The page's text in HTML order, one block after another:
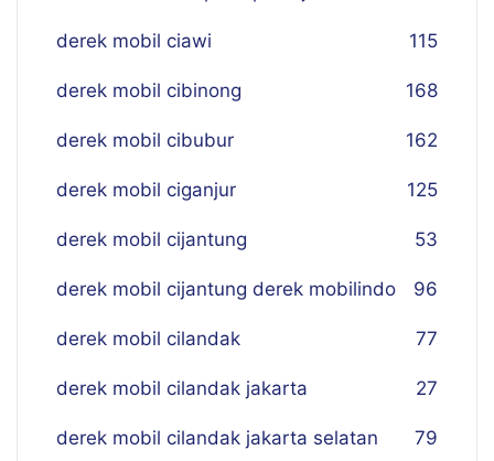
derek mobil ciawi 115
derek mobil cibinong 168
derek mobil cibubur 162
derek mobil ciganjur 125
derek mobil cijantung 53
derek mobil cijantung derek mobilindo 96
derek mobil cilandak 77
derek mobil cilandak jakarta 27
derek mobil cilandak jakarta selatan 79